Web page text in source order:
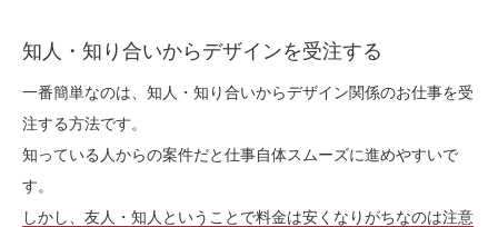
知人・知り合いからデザインを受注する
一番簡単なのは、知人・知り合いからデザイン関係のお仕事を受
注する方法です。
知っている人からの案件だと仕事自体スムーズに進めやすいで
す。
しかし、友人・知人ということで料金は安くなりがちなのは注意